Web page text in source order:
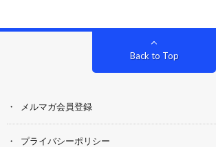
Back to Top
メルマガ会員登録
プライバシーポリシー